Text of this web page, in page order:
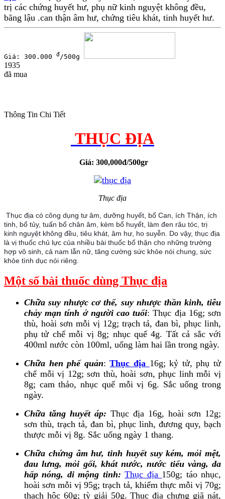
trị các chứng huyết hư, phụ nữ kinh nguyệt không đều,
băng lậu .can thận âm hư, chứng tiêu khát, tinh huyết hư.
Giá: 300.000 đ/500g
1935
đã mua
Thông Tin Chi Tiết
THỤC ĐỊA
Giá: 300,000đ/500gr
Thục địa
Thục địa có công dụng tư âm, dưỡng huyết, bổ Can, ích Thận, ích
tinh, bổ tủy, tuấn bổ chân âm, kèm bổ huyết, làm đen râu tóc, trị
kinh nguyệt không đều, tiêu khát, âm hư, ho suyễn. Do vậy, thục địa
là vị thuốc chủ lực của nhiều bài thuốc bổ thận cho những trường
hợp vô sinh, cả nam lẫn nữ, tăng cường sức khỏe nói chung, sức
khỏe tình dục nói riêng.
Một số bài thuốc dùng Thục địa
Chữa suy nhược cơ thể, suy nhược thần kinh, tiêu
chảy mạn tính ở người cao tuổi: Thục địa 16g; sơn
thù, hoài sơn mỗi vị 12g; trạch tả, đan bì, phục linh,
phụ tử chế mỗi vị 8g; nhục quế 4g. Tất cả sắc với
400ml nước còn 100ml, uống làm hai lần trong ngày.
Chữa hen phế quản:Thục địa 16g; kỷ tử, phụ tử
chế mỗi vị 12g; sơn thù, hoài sơn, phục linh mỗi vị
8g; cam thảo, nhục quế mỗi vị 6g. Sắc uống trong
ngày.
Chữa tăng huyết áp: Thục địa 16g, hoài sơn 12g;
sơn thù, trạch tả, đan bì, phục linh, đương quy, bạch
thược mỗi vị 8g. Sắc uống ngày 1 thang.
Chữa chứng âm hư, tinh huyết suy kém, mỏi mệt,
đau lưng, mỏi gối, khát nước, nước tiểu vàng, da
hấp nóng, di mộng tinh: Thục địa 150g; táo nhục,
hoài sơn mỗi vị 95g; trạch tả, khiếm thực mỗi vị 70g;
thạch hộc 60g; tỳ giải 50g. Thục địa chưng giã nát,